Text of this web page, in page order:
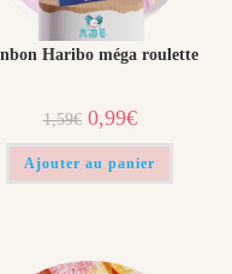
Haribo méga roulette
1,59€ Le
prix
initial
était :
0,99€Le
prix
actuel
est :
Ajouter au panier